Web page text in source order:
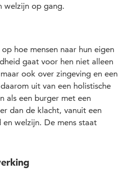
welzijn op gang.
hoe mensen naar hun eigen
gaat voor hen niet alleen
ook over zingeving en een
uit van een holistische
als een burger met een
dan de klacht, vanuit een
welzijn. De mens staat